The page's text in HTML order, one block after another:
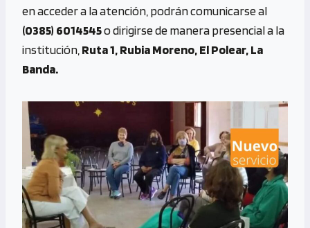
en acceder a la atención, podrán comunicarse al
(0385) 6014545o dirigirse de manera presencial a la
institución, Ruta 1, Rubia Moreno, El Polear, La
Banda.